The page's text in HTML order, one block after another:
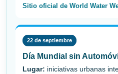
Sitio oficial de World Water
22 de septiembre
Día Mundial sin
Lugar: iniciativas urbanas